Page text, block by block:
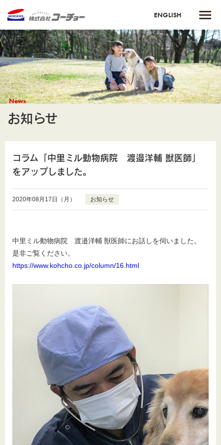
ENGLISH
News
お知らせ
コラム「中里ミル動物病院 渡邉洋輔 獣医師」
をアップしました。
2020年08月17日（月） お知らせ
中里ミル動物病院 渡邉洋輔 獣医師にお話しを伺いました。
是非ご覧ください。
https://www.kohcho.co.jp/column/16.html